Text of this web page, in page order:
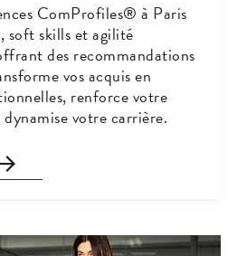
ComProfiles® à Paris
soft skills et agilité
des recommandations
vos acquis en
renforce votre
votre carrière.